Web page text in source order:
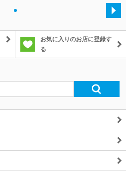
お気に入りのお店に登録す
る